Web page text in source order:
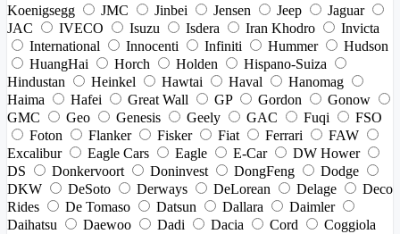
Koenigsegg
JMC Jinbei Jensen Jeep
Jaguar
JAC
IVECO Isuzu Isdera Iran Khodro
Invicta
International
Innocenti Infiniti Hummer
Hudson
HuangHai
Horch Holden
Hispano-Suiza
Hindustan
Heinkel Hawtai Haval
Hanomag
Haima
Hafei Great Wall GP Gordon
Gonow
GMC
Geo Genesis Geely GAC Fuqi
FSO
Foton
Flanker Fisker Fiat Ferrari
FAW
Excalibur
Eagle Cars Eagle E-Car
DW Hower
DS
Donkervoort Doninvest DongFeng
Dodge
DKW
DeSoto Derways DeLorean Delage
Deco
Rides
De Tomaso Datsun Dallara
Daimler
Daihatsu
Daewoo Dadi Dacia Cord
Coggiola